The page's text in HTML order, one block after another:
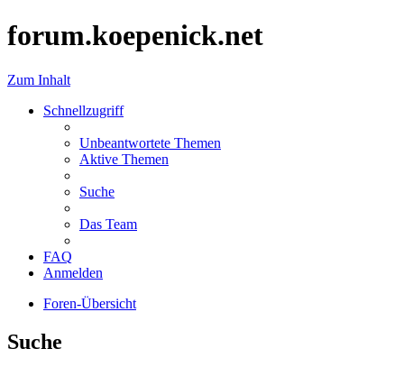
forum.koepenick.net
Zum Inhalt
Schnellzugriff
Unbeantwortete Themen
Aktive Themen
Suche
Das Team
FAQ
Anmelden
Foren-Übersicht
Suche